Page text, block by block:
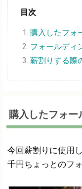
目次
購入したフォ
フォールディ
薪割りする際
購入したフォー
今回薪割りに使用
千円ちょっとのフ